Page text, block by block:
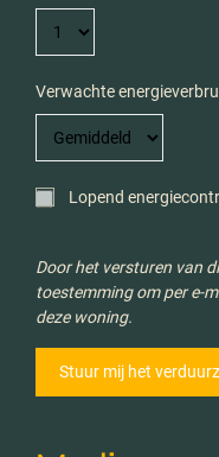
Verwachte
Lopend
Door het versturen van
toestemming om per e-
deze woning.